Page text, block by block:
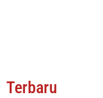
Terbaru